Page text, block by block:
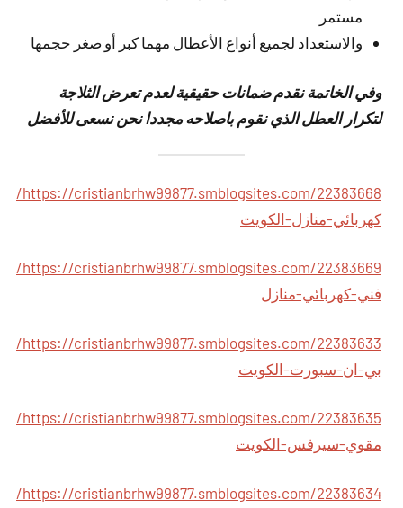
مستمر
والاستعداد لجميع أنواع الأعطال مهما كبر أو صغر حجمها
وفي الخاتمة نقدم ضمانات حقيقية لعدم تعرض الثلاجة
لتكرار العطل الذي نقوم باصلاحه مجددا نحن نسعى للأفضل
https://cristianbrhw99877.smblogsites.com/22383668/
كهربائي-منازل-الكويت
https://cristianbrhw99877.smblogsites.com/22383669/
فني-كهربائي-منازل
https://cristianbrhw99877.smblogsites.com/22383633/
بي-ان-سبورت-الكويت
https://cristianbrhw99877.smblogsites.com/22383635/
مقوي-سيرفس-الكويت
https://cristianbrhw99877.smblogsites.com/22383634/